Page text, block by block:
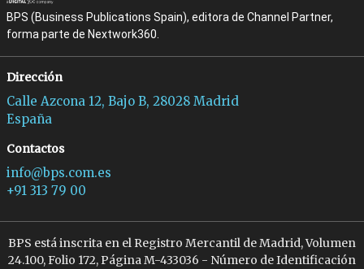
BPS (Business Publications Spain), editora de Channel Partner,
forma parte de Nextwork360.
Dirección
Calle Azcona 12, Bajo B, 28028 Madrid
España
Contactos
info@bps.com.es
+91 313 79 00
BPS está inscrita en el Registro Mercantil de Madrid, Volumen
24.100, Folio 172, Página M-433036 - Número de Identificación